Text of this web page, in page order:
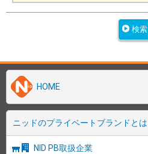
検索
HOME
ニッドのプライベートブランドとは
NID PB取扱企業